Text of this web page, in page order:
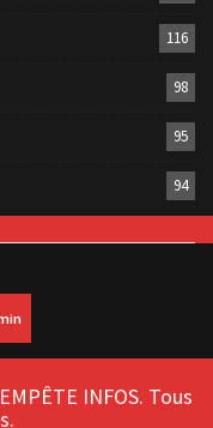
116
98
95
94
INFOS. Tous